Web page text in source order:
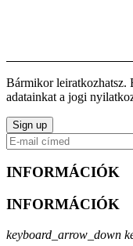
Bármikor leiratkozhatsz.
adatainkat a jogi
INFORMÁCIÓK
INFORMÁCIÓK
keyboard_arrow_down